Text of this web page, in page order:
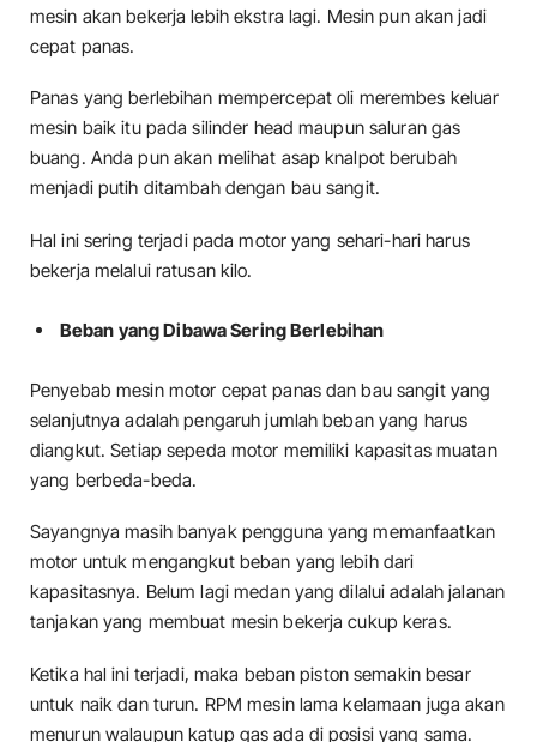
mesin akan bekerja lebih ekstra lagi. Mesin pun akan jadi
cepat panas.
Panas yang berlebihan mempercepat oli merembes keluar
mesin baik itu pada silinder head maupun saluran gas
buang. Anda pun akan melihat asap knalpot berubah
menjadi putih ditambah dengan bau sangit.
Hal ini sering terjadi pada motor yang sehari-hari harus
bekerja melalui ratusan kilo.
Beban yang Dibawa Sering Berlebihan
Penyebab mesin motor cepat panas dan bau sangit yang
selanjutnya adalah pengaruh jumlah beban yang harus
diangkut. Setiap sepeda motor memiliki kapasitas muatan
yang berbeda-beda.
Sayangnya masih banyak pengguna yang memanfaatkan
motor untuk mengangkut beban yang lebih dari
kapasitasnya. Belum lagi medan yang dilalui adalah jalanan
tanjakan yang membuat mesin bekerja cukup keras.
Ketika hal ini terjadi, maka beban piston semakin besar
untuk naik dan turun. RPM mesin lama kelamaan juga akan
menurun walaupun katup gas ada di posisi yang sama.